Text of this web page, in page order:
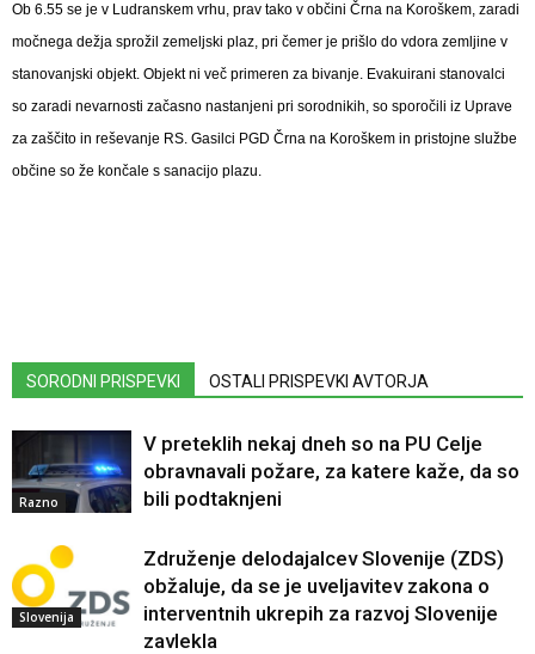
Ob 6.55 se je v Ludranskem vrhu, prav tako v občini Črna na Koroškem, zaradi
močnega dežja sprožil zemeljski plaz, pri čemer je prišlo do vdora zemljine v
stanovanjski objekt. Objekt ni več primeren za bivanje. Evakuirani stanovalci
so zaradi nevarnosti začasno nastanjeni pri sorodnikih, so sporočili iz Uprave
za zaščito in reševanje RS. Gasilci PGD Črna na Koroškem in pristojne službe
občine so že končale s sanacijo plazu.
SORODNI PRISPEVKI OSTALI PRISPEVKI AVTORJA
Razno
V preteklih nekaj dneh so na PU Celje
obravnavali požare, za katere kaže, da so
bili podtaknjeni
Slovenija
Združenje delodajalcev Slovenije (ZDS)
obžaluje, da se je uveljavitev zakona o
interventnih ukrepih za razvoj Slovenije
zavlekla